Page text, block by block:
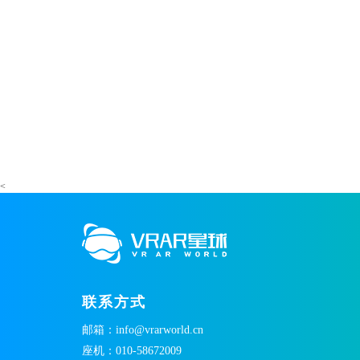
<
联系方式
邮箱：info@vrarworld.cn
座机：010-58672009